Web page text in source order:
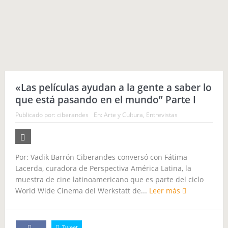
«Las películas ayudan a la gente a saber lo
que está pasando en el mundo” Parte I
Publicado por: ciberandes En: Arte y Cultura, Entrevistas
Por: Vadik Barrón Ciberandes conversó con Fátima
Lacerda, curadora de Perspectiva América Latina, la
muestra de cine latinoamericano que es parte del ciclo
World Wide Cinema del Werkstatt de... Leer más